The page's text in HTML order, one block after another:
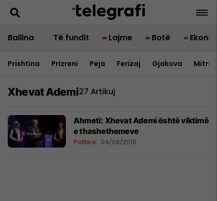
Ballina Të fundit Lajme Botë
Prishtina Prizreni Peja Ferizaj Gjakova
Xhevat Ademi27 Artikuj
Ahmeti: Xhevat Ademi është viktimë
e thashethemeve
Politikë 04/09/2019